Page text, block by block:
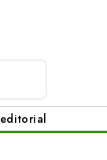
editorial